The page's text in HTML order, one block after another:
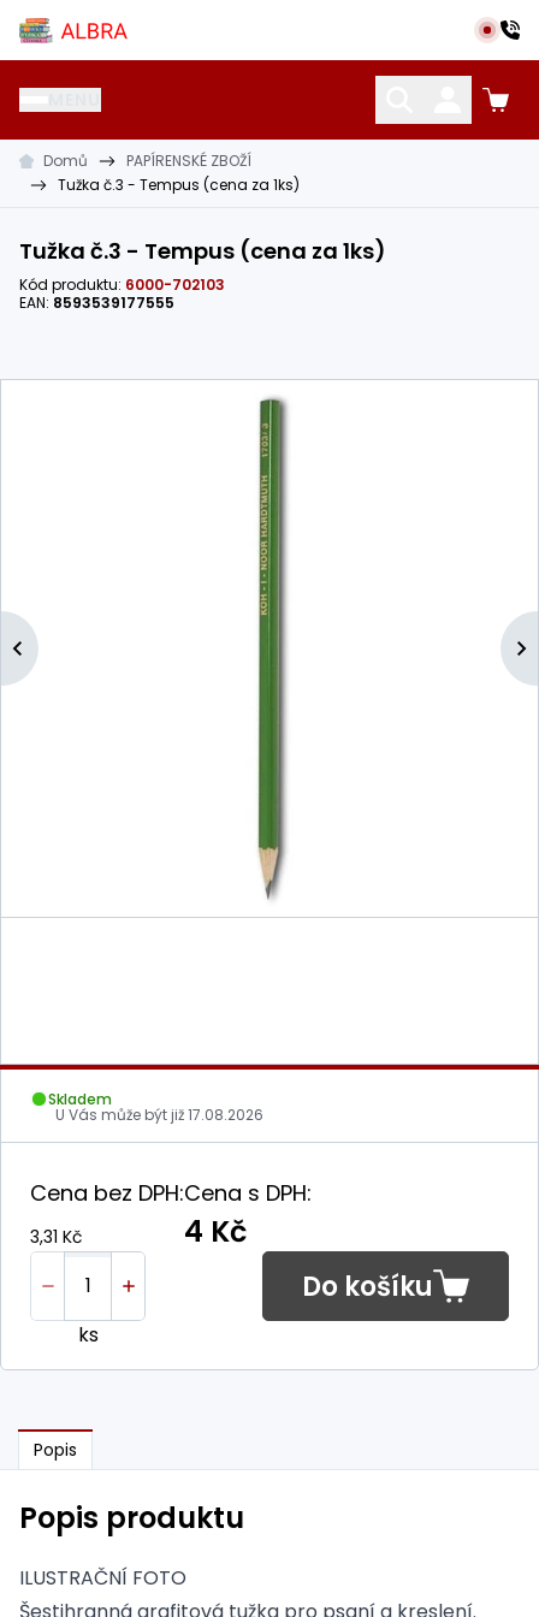
Přeskočit na hlavní obsah
Albra s.r.o.
KATALOG UČEBNIC CIZÍ JAZYKY
Domů
PAPÍRENSKÉ ZBOŽÍ
Tužka č.3 - Tempus (cena za 1ks)
Tužka č.3 - Tempus (cena za 1ks)
Kód produktu: 6000-702103
EAN: 8593539177555
Skladem
U Vás může být již17.08.2026
Cena bez DPH:
3,31 Kč
Cena s DPH:
4 Kč
ks
Do košíku
Popis
Popis produktu
ILUSTRAČNÍ FOTO